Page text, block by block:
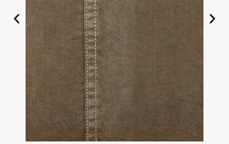
Share our fabrics
THE FABRICS
The season Fall/Winter
The season Spring/Summer
bunch